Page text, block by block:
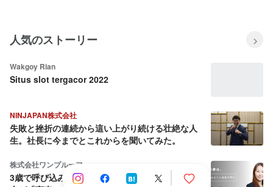
人気のストーリー
Wakgoy Rian
Situs slot tergacor 2022
NINJAPAN株式会社
失敗と挫折の連続から這い上がり続ける壮絶な人
生。社長に今までとこれからを聞いてみた。
株式会社ワンプルーフ
3歳で呼び込み、18歳でEC開設。女性経営者・平